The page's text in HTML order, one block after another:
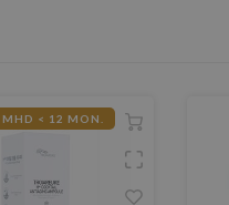
MHD < 12 MON.